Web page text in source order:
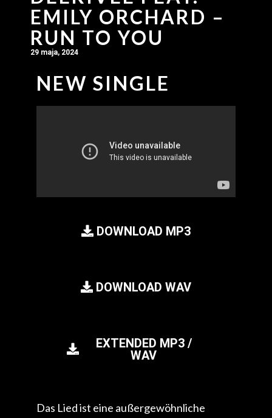
EMILY ORCHARD –
RUN TO YOU
29 maja, 2024
NEW SINGLE
DOWNLOAD MP3
DOWNLOAD WAV
EXTENDED MP3 /
WAV
Das Lied ist eine außergewöhnliche